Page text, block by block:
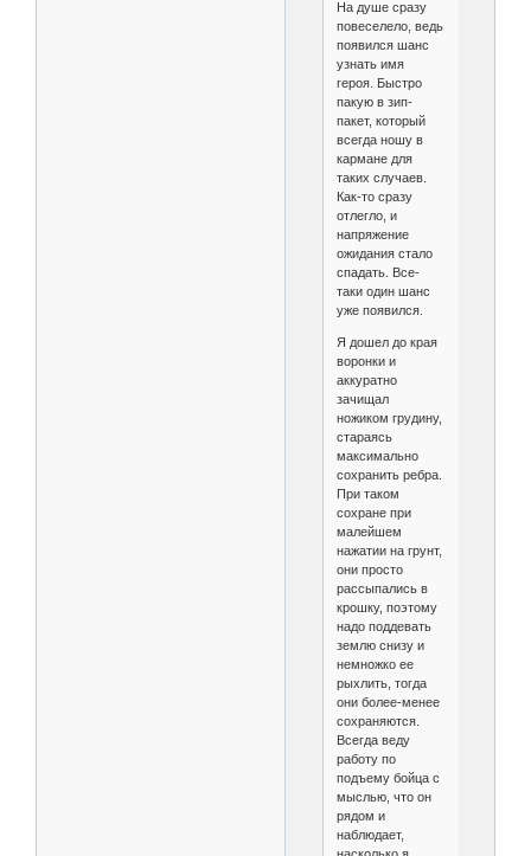
На душе сразу
повеселело, ведь
появился шанс
узнать имя
героя. Быстро
пакую в зип-
пакет, который
всегда ношу в
кармане для
таких случаев.
Как-то сразу
отлегло, и
напряжение
ожидания стало
спадать. Все-
таки один шанс
уже появился.
Я дошел до края
воронки и
аккуратно
зачищал
ножиком грудину,
стараясь
максимально
сохранить ребра.
При таком
сохране при
малейшем
нажатии на грунт,
они просто
рассыпались в
крошку, поэтому
надо поддевать
землю снизу и
немножко ее
рыхлить, тогда
они более-менее
сохраняются.
Всегда веду
работу по
подъему бойца с
мыслью, что он
рядом и
наблюдает,